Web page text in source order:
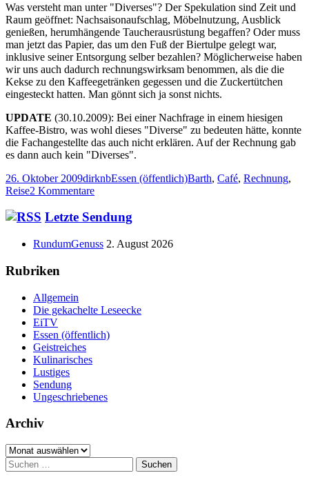
Was versteht man unter "Diverses"? Der Spekulation sind Zeit und
Raum geöffnet: Nachsaisonaufschlag, Möbelnutzung, Ausblick
genießen, herumhängende Taucherausrüstung begaffen? Oder muss
man jetzt das Papier, das um den Fuß der Biertulpe gelegt war,
inklusive seiner Entsorgung selber bezahlen? Möglicherweise haben
wir uns auch dadurch rechnungswirksam benommen, als die die
Kekse zu den Kaffeegetränken gegessen und die Zuckertütchen
eingesteckt hatten. Man gönnt sich ja sonst nichts.
UPDATE (30.10.2009): Bei einer Nachfrage in einem hiesigen
Kaffee-Bistro, was wohl dieses "Diverse" zu bedeuten hätte, konnte
die Fachangestellte das auch nicht erklären. Auf der Rechnung gab
es dann auch kein "Diverses".
Veröffentlicht
am
26. Oktober 2009Autor
dirknbKategorien
Essen (öffentlich)Schlagwörter
Barth, Café, Rechnung,
Reise2 Kommentarezu
einer
Reise
tut,
Haupt-
Seitenleiste
Letzte Sendung
RundumGenuss 2. August 2026
Rubriken
Allgemein
Die gekachelte Leseecke
EiTV
Essen (öffentlich)
Geistreiches
Kulinarisches
Lustiges
Sendung
Ungeschriebenes
Archiv
Archiv
Suchen
nach: